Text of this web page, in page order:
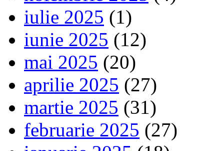
iulie 2025 (1)
iunie 2025 (12)
mai 2025 (20)
aprilie 2025 (27)
martie 2025 (31)
februarie 2025 (27)